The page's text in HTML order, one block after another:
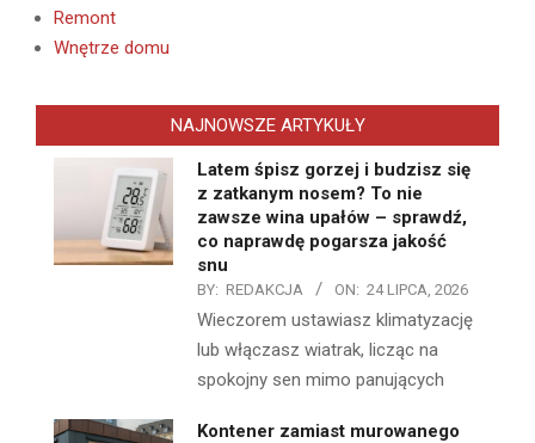
Remont
Wnętrze domu
NAJNOWSZE ARTYKUŁY
Latem śpisz gorzej i budzisz się
z zatkanym nosem? To nie
zawsze wina upałów – sprawdź,
co naprawdę pogarsza jakość
snu
BY: REDAKCJA ON: 24 LIPCA, 2026
Wieczorem ustawiasz klimatyzację
lub włączasz wiatrak, licząc na
spokojny sen mimo panujących
Kontener zamiast murowanego